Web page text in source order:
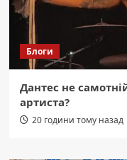
Блоги
Дантес не
артиста?
20 години тому назад